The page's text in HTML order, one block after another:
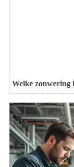
Welke zonwering